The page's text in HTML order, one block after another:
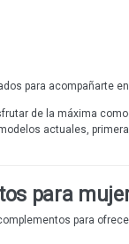
para acompañarte
de la máxima
actuales,
para
para